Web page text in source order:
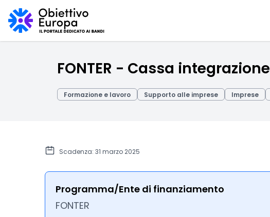
FONTER - Cassa integrazione
Formazione e lavoro Supporto alle imprese Imprese
Scadenza: 31 marzo 2025
Programma/Ente di finanziamento
FONTER